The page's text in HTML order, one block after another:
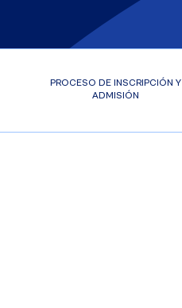
PROCESO DE INSCRIPCIÓN Y
ADMISIÓN